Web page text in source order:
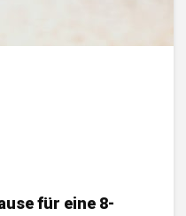
für eine 8-